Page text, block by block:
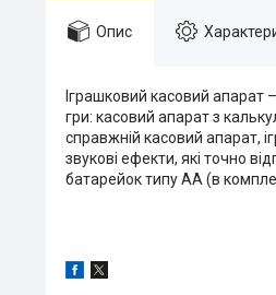
Опис
Іграшковий касовий апарат
гри: касовий апарат з
справжній касовий апарат,
звукові ефекти, які точно
батарейок типу АА (в